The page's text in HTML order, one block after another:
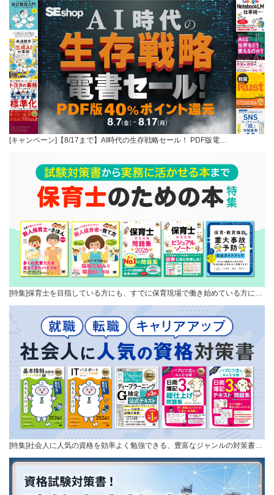
[キャンペーン]【8/17まで】AI時代の生存戦略セール！ PDF版電…
[特集]保育士を目指している方にも、すでに保育現場で働き始めている方に…
[特集]社会人に人気の資格を効率よく勉強できる、豊富なジャンルの対策書…